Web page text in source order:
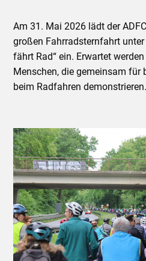
Am 31. Mai 2026 lädt der
großen Fahrradsternfahrt
fährt Rad“ ein. Erwartet
Menschen, die gemeinsam für
beim Radfahren demonstrieren.